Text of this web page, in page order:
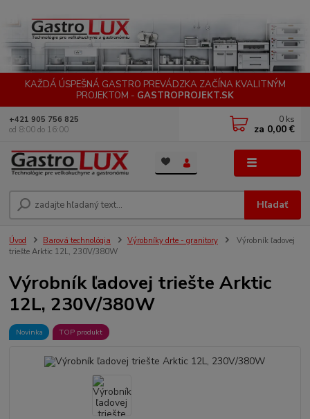
KAŽDÁ ÚSPEŠNÁ GASTRO PREVÁDZKA ZAČÍNA KVALITNÝM
PROJEKTOM - GASTROPROJEKT.SK
Hľadať
+421 905 756 825
od 8:00 do 16:00
0 ks
za 0,00 €
Úvod Barová technológia Výrobníky drte - granitory
Výrobník ľadovej
triešte Arktic 12L, 230V/380W
Výrobník ľadovej triešte Arktic
12L, 230V/380W
Novinka TOP produkt